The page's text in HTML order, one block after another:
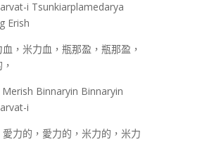
i Tsunkiarplamedarya
Erish
，米力血，瓶那盈，瓶那盈，
Binnaryin Binnaryin
i
力的，愛力的，米力的，米力